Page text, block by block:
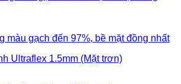
màu gạch đến 97%, bề mặt đồng nhất